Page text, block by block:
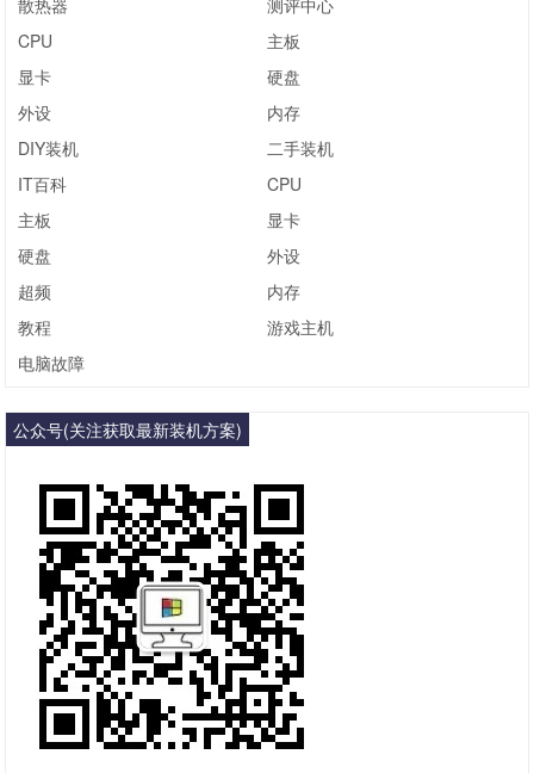
CPU
主板
显卡
硬盘
外设
内存
DIY装机
二手装机
IT百科
CPU
主板
显卡
硬盘
外设
超频
内存
教程
游戏主机
电脑故障
公众号(关注获取最新装机方案)